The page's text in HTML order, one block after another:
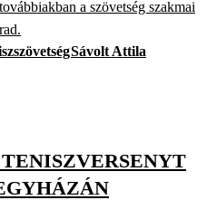
a szövetség szakmai
Sávolt Attila